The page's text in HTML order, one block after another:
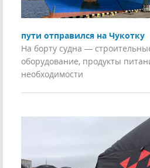
пути отправился на Чукотку
На борту судна —
оборудование, продукты
необходимости